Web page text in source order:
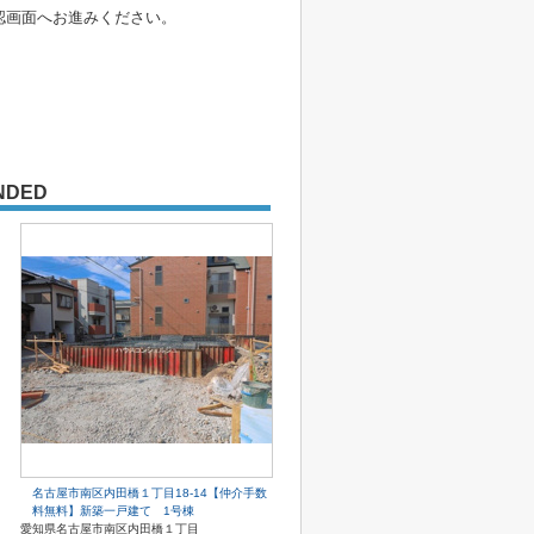
面へお進みください。
名古屋市南区内田橋１丁目18-14【仲介手数
料無料】新築一戸建て 1号棟
愛知県名古屋市南区内田橋１丁目